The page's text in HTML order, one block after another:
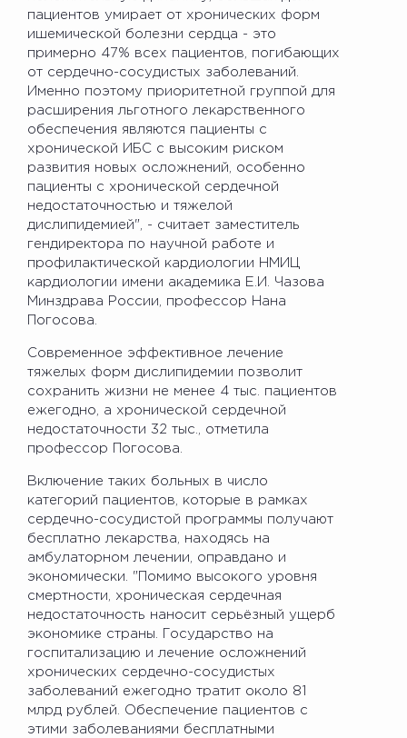
пациентов умирает от хронических форм
ишемической болезни сердца - это
примерно 47% всех пациентов, погибающих
от сердечно-сосудистых заболеваний.
Именно поэтому приоритетной группой для
расширения льготного лекарственного
обеспечения являются пациенты с
хронической ИБС с высоким риском
развития новых осложнений, особенно
пациенты с хронической сердечной
недостаточностью и тяжелой
дислипидемией", - считает заместитель
гендиректора по научной работе и
профилактической кардиологии НМИЦ
кардиологии имени академика Е.И. Чазова
Минздрава России, профессор Нана
Погосова.
Современное эффективное лечение
тяжелых форм дислипидемии позволит
сохранить жизни не менее 4 тыс. пациентов
ежегодно, а хронической сердечной
недостаточности 32 тыс., отметила
профессор Погосова.
Включение таких больных в число
категорий пациентов, которые в рамках
сердечно-сосудистой программы получают
бесплатно лекарства, находясь на
амбулаторном лечении, оправдано и
экономически. "Помимо высокого уровня
смертности, хроническая сердечная
недостаточность наносит серьёзный ущерб
экономике страны. Государство на
госпитализацию и лечение осложнений
хронических сердечно-сосудистых
заболеваний ежегодно тратит около 81
млрд рублей. Обеспечение пациентов с
этими заболеваниями бесплатными